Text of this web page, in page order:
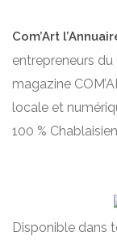
Com’Art
entrepreneurs
magazine
locale et
100 %
Disponible dans